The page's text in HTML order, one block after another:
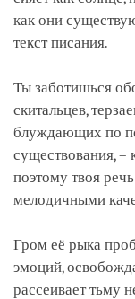
как они
текст писания.
Ты заботишься
скитальцев,
блуждающих по
существования, –
поэтому твоя
мелодичными
Гром её рыка
эмоций,
рассеивает тьму